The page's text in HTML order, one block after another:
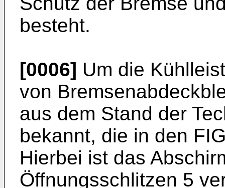
besteht.
[0006] Um die
von
aus dem Stand der
bekannt, die in den
Hierbei ist das
Öffnungsschlitzen 5